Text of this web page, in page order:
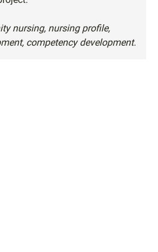
nursing, nursing profile,
competency development.